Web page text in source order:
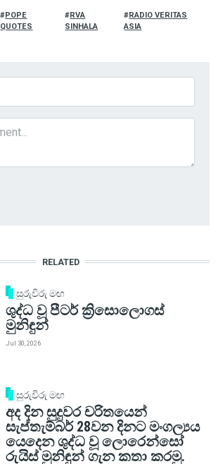
POPE
QUOTES
RVA
SINHALA
RADIO VERITAS
ASIA
RELATED
සුරුවිරු මඟ
ශුද්ධ වූ පීටර් ක්‍රිසොලොගස්
මුනිඳුන්
Jul 30, 2026
සුරුවිරු මඟ
අද දින සුදුවර චරිතයෙන්
සැප්තැම්බර් 28වන දිනට මංගල්‍යය
යෙදෙන ශුද්ධ වූ ලොරෙන්සෝ
රුයිස් මුනිඳුන් ගැන කතා කරමු.